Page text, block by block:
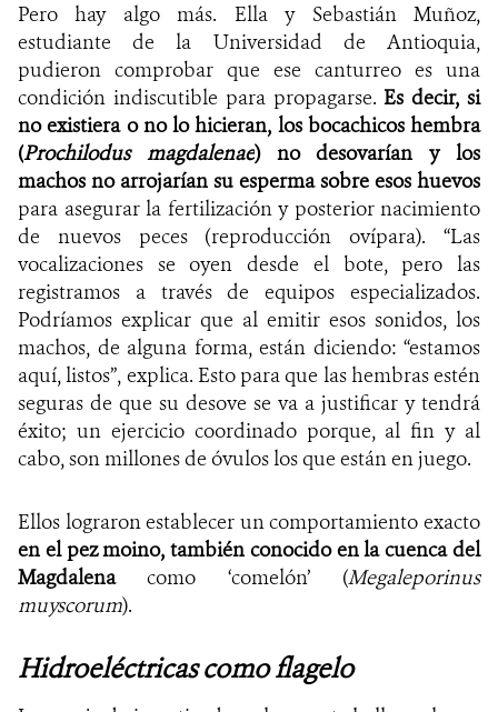
Pero hay algo más. Ella y Sebastián Muñoz,
estudiante de la Universidad de Antioquia,
pudieron comprobar que ese canturreo es una
condición indiscutible para propagarse.Es decir, si
no existiera o no lo hicieran, los bocachicos hembra
(Prochilodus magdalenae) no desovarían y los
machos no arrojarían su esperma sobre esos huevos
para asegurar la fertilización y posterior nacimiento
de nuevos peces (reproducción ovípara). “Las
vocalizaciones se oyen desde el bote, pero las
registramos a través de equipos especializados.
Podríamos explicar que al emitir esos sonidos, los
machos, de alguna forma, están diciendo: “estamos
aquí, listos”, explica. Esto para que las hembras estén
seguras de que su desove se va a justificar y tendrá
éxito; un ejercicio coordinado porque, al fin y al
cabo, son millones de óvulos los que están en juego.
Ellos lograron establecer un comportamiento exacto
en el pez moino, también conocido en la cuenca del
Magdalenacomo ‘comelón’ (Megaleporinus
muyscorum).
Hidroeléctricas como flagelo